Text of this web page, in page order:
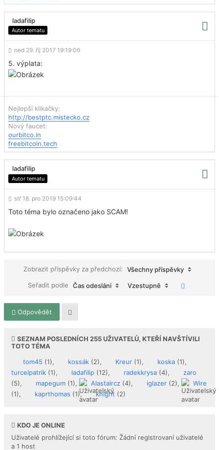
ladafilip
Autor tematu
ned 29. říj 2017 19:19:06
5. výplata:
Nejlepší klikačky:
http://bestptc.mistecko.cz
Nový faucet:
ourbitco.in
freebitcoin.tech
ladafilip
Autor tematu
stř 18. pro 2019 15:09:44
Toto téma bylo označeno jako SCAM!
Zobrazit příspěvky za předchozí:
Všechny příspěvky
Seřadit podle
Čas odeslání Vzestupně
Odpovědět
SEZNAM POSLEDNÍCH 255UŽIVATELŮ, KTEŘÍ NAVŠTÍVILI
TOTO TÉMA
tom45 (1), kossák (2), Kreur (1), koska (1),
turcelpatrik (1), ladafilip (12), radekkrysa (4),
zaro
(5),
mapegum (1), Alastaircz (4), iglazer (2),
Wire
(1),
kaprthomas (1), knight (2)
KDO JE ONLINE
Uživatelé prohlížející si toto fórum: Žádní registrovaní uživatelé
a 1 host